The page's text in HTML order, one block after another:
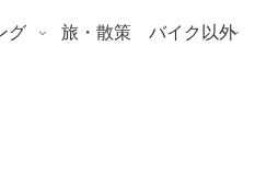
グ 旅・散策 バイク以外